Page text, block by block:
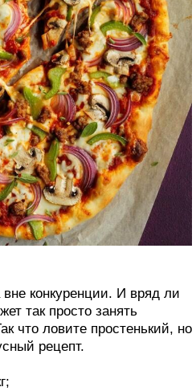
конкуренции. И вряд ли
так просто занять
что ловите простенький, но
рецепт.